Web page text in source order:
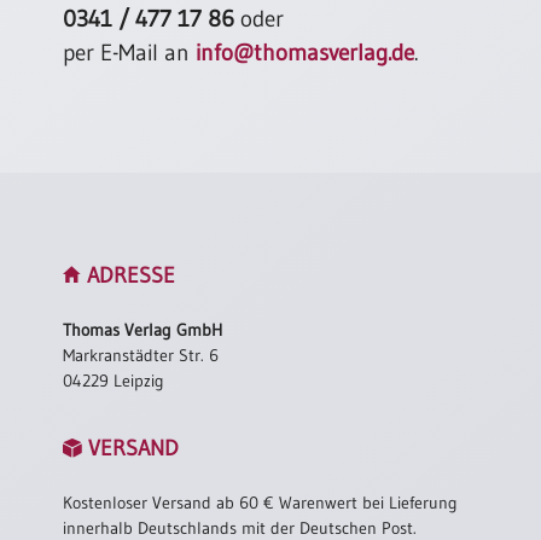
Restbestände
0341 / 477 17 86 oder
per E-Mail an info@thomasverlag.de.
ADRESSE
Thomas Verlag GmbH
Markranstädter Str. 6
04229 Leipzig
VERSAND
Kostenloser Versand ab 60 € Warenwert bei Lieferung
innerhalb Deutschlands mit der Deutschen Post.